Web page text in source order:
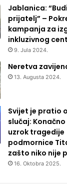
Jablanica:
prijatelj” –
kampanja za
inkluzivnog
9. Jula 2024.
Neretva
13. Augusta 2024.
Svijet je pratio
slučaj:
uzrok tragedije
podmornice
zašto niko nije
16. Oktobra 2025.